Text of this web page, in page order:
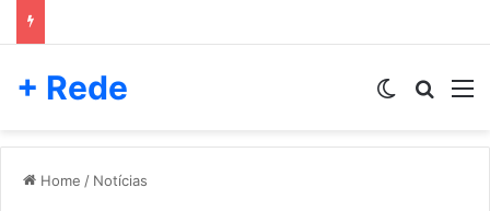
+ Rede Switch skin
Home / Notícias